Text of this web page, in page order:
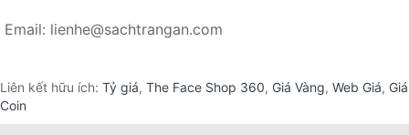
Email: lienhe@sachtrangan.com
Liên kết hữu ích: Tỷ giá, The Face Shop 360, Giá Vàng, Web Giá, Giá
Coin